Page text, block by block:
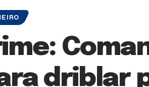
driblar